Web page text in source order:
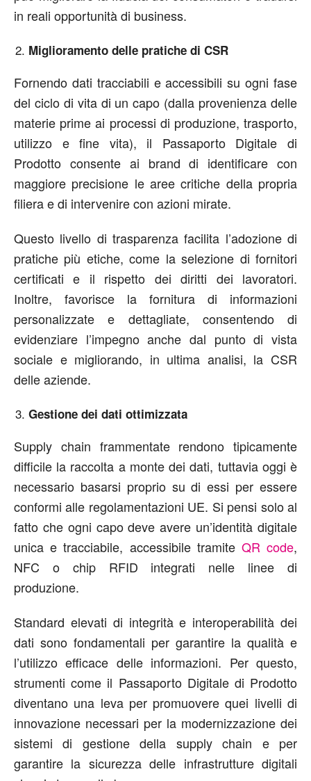
in reali opportunità di business.
Miglioramento delle pratiche di CSR
Fornendo dati tracciabili e accessibili su ogni fase
del ciclo di vita di un capo (dalla provenienza delle
materie prime ai processi di produzione, trasporto,
utilizzo e fine vita), il Passaporto Digitale di
Prodotto consente ai brand di identificare con
maggiore precisione le aree critiche della propria
filiera e di intervenire con azioni mirate.
Questo livello di trasparenza facilita l’adozione di
pratiche più etiche, come la selezione di fornitori
certificati e il rispetto dei diritti dei lavoratori.
Inoltre, favorisce la fornitura di informazioni
personalizzate e dettagliate, consentendo di
evidenziare l’impegno anche dal punto di vista
sociale e migliorando, in ultima analisi, la CSR
delle aziende.
Gestione dei dati ottimizzata
Supply chain frammentate rendono tipicamente
difficile la raccolta a monte dei dati, tuttavia oggi è
necessario basarsi proprio su di essi per essere
conformi alle regolamentazioni UE. Si pensi solo al
fatto che ogni capo deve avere un’identità digitale
unica e tracciabile, accessibile tramite QR code,
NFC o chip RFID integrati nelle linee di
produzione.
Standard elevati di integrità e interoperabilità dei
dati sono fondamentali per garantire la qualità e
l’utilizzo efficace delle informazioni. Per questo,
strumenti come il Passaporto Digitale di Prodotto
diventano una leva per promuovere quei livelli di
innovazione necessari per la modernizzazione dei
sistemi di gestione della supply chain e per
garantire la sicurezza delle infrastrutture digitali